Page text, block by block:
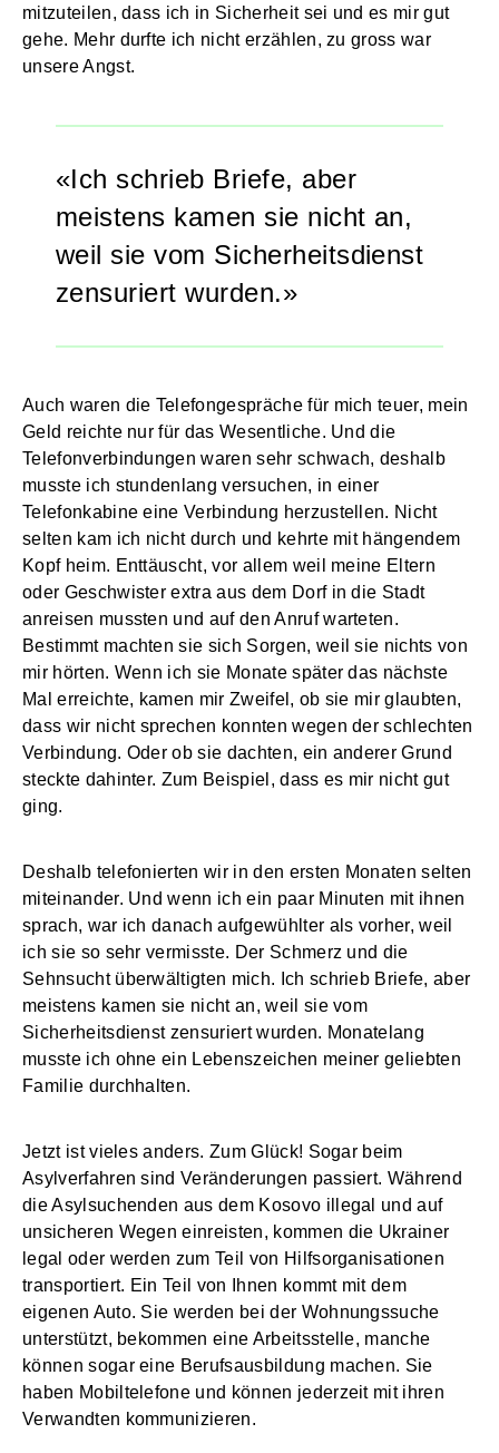
mitzuteilen, dass ich in Sicherheit sei und es mir gut
gehe. Mehr durfte ich nicht erzählen, zu gross war
unsere Angst.
Ich schrieb Briefe, aber
meistens kamen sie nicht an,
weil sie vom Sicherheitsdienst
zensuriert wurden.
Auch waren die Telefongespräche für mich teuer, mein
Geld reichte nur für das Wesentliche. Und die
Telefonverbindungen waren sehr schwach, deshalb
musste ich stundenlang versuchen, in einer
Telefonkabine eine Verbindung herzustellen. Nicht
selten kam ich nicht durch und kehrte mit hängendem
Kopf heim. Enttäuscht, vor allem weil meine Eltern
oder Geschwister extra aus dem Dorf in die Stadt
anreisen mussten und auf den Anruf warteten.
Bestimmt machten sie sich Sorgen, weil sie nichts von
mir hörten. Wenn ich sie Monate später das nächste
Mal erreichte, kamen mir Zweifel, ob sie mir glaubten,
dass wir nicht sprechen konnten wegen der schlechten
Verbindung. Oder ob sie dachten, ein anderer Grund
steckte dahinter. Zum Beispiel, dass es mir nicht gut
ging.
Deshalb telefonierten wir in den ersten Monaten selten
miteinander. Und wenn ich ein paar Minuten mit ihnen
sprach, war ich danach aufgewühlter als vorher, weil
ich sie so sehr vermisste. Der Schmerz und die
Sehnsucht überwältigten mich. Ich schrieb Briefe, aber
meistens kamen sie nicht an, weil sie vom
Sicherheitsdienst zensuriert wurden. Monatelang
musste ich ohne ein Lebenszeichen meiner geliebten
Familie durchhalten.
Jetzt ist vieles anders. Zum Glück! Sogar beim
Asylverfahren sind Veränderungen passiert. Während
die Asylsuchenden aus dem Kosovo illegal und auf
unsicheren Wegen einreisten, kommen die Ukrainer
legal oder werden zum Teil von Hilfsorganisationen
transportiert. Ein Teil von Ihnen kommt mit dem
eigenen Auto. Sie werden bei der Wohnungssuche
unterstützt, bekommen eine Arbeitsstelle, manche
können sogar eine Berufsausbildung machen. Sie
haben Mobiltelefone und können jederzeit mit ihren
Verwandten kommunizieren.